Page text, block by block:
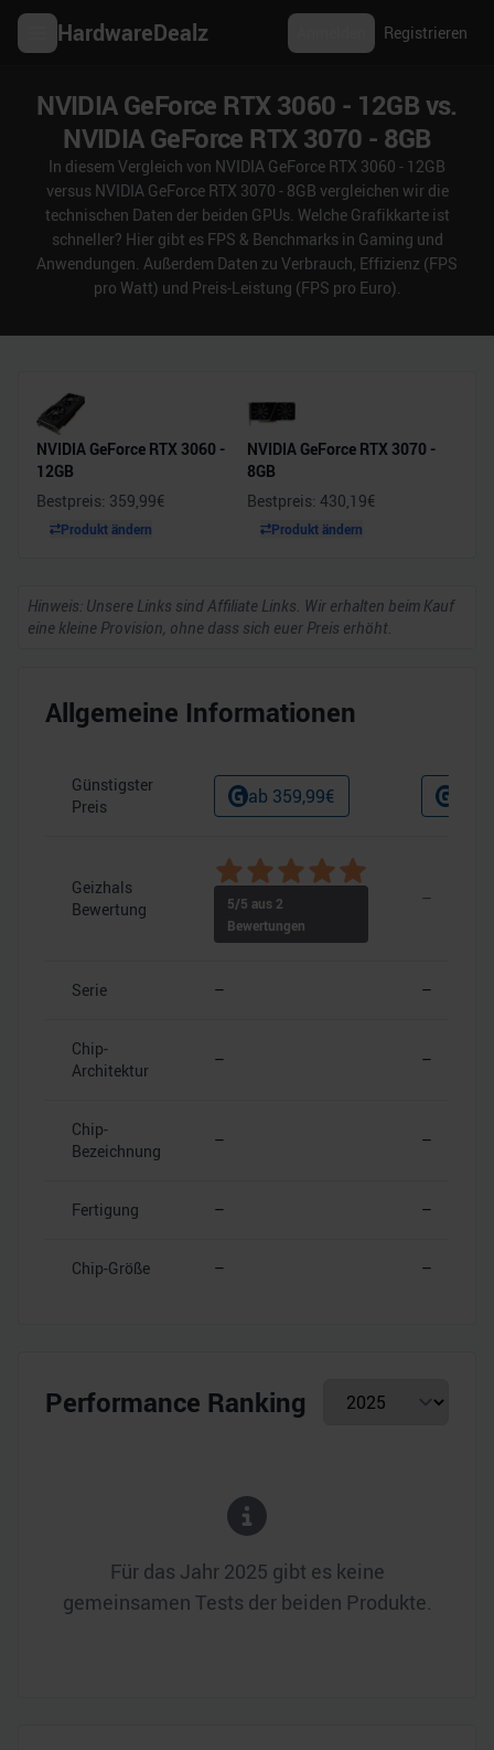
HardwareDealz Registrieren
NVIDIA GeForce RTX 3060 - 12GB vs.
NVIDIA GeForce RTX 3070 - 8GB
In diesem Vergleich von NVIDIA GeForce RTX 3060 - 12GB
versus NVIDIA GeForce RTX 3070 - 8GB vergleichen wir die
technischen Daten der beiden GPUs. Welche Grafikkarte ist
schneller? Hier gibt es FPS & Benchmarks in Gaming und
Anwendungen. Außerdem Daten zu Verbrauch, Effizienz (FPS
pro Watt) und Preis-Leistung (FPS pro Euro).
NVIDIA GeForce RTX 3060 -
12GB
Bestpreis: 359,99€
Produkt ändern
NVIDIA GeForce RTX 3070 -
8GB
Bestpreis: 430,19€
Produkt ändern
Hinweis: Unsere Links sind Affiliate Links. Wir erhalten beim Kauf
eine kleine Provision, ohne dass sich euer Preis erhöht.
Allgemeine Informationen
Günstigster
Preis
ab 359,99€
Geizhals
Bewertung
5/5 aus 2
Bewertungen
–
Serie – –
Chip-
Architektur
– –
Chip-
Bezeichnung
– –
Fertigung – –
Chip-Größe – –
Performance Ranking
Für das Jahr 2025 gibt es keine
gemeinsamen Tests der beiden Produkte.